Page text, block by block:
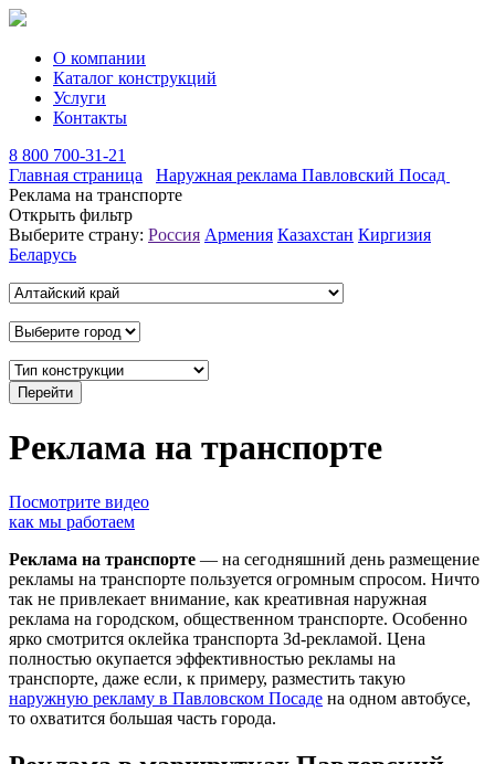
О компании
Каталог конструкций
Услуги
Контакты
8 800 700-31-21
Главная страница
Наружная реклама Павловский Посад
Реклама на транспорте
Открыть фильтр
Выберите страну: Россия Армения Казахстан Киргизия
Беларусь
Реклама на транспорте
Посмотрите видео
как мы работаем
Реклама на транспорте — на сегодняшний день размещение
рекламы на транспорте пользуется огромным спросом. Ничто
так не привлекает внимание, как креативная наружная
реклама на городском, общественном транспорте. Особенно
ярко смотрится оклейка транспорта 3d-рекламой. Цена
полностью окупается эффективностью рекламы на
транспорте, даже если, к примеру, разместить такую
наружную рекламу в Павловском Посаде на одном автобусе,
то охватится большая часть города.